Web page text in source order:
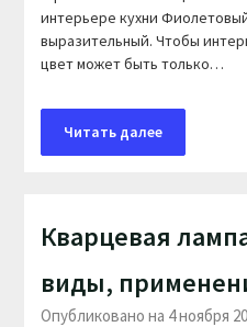
интерьере кухни
выразительный. Чтобы
цвет может быть только…
Читать далее
Кварцевая
виды,
Опубликовано на 4 ноября